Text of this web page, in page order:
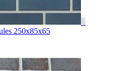
250x85x65